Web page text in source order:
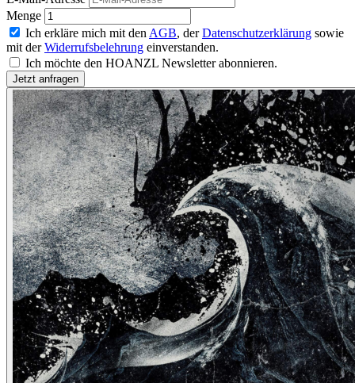
Menge
Ich erkläre mich mit den AGB, derDatenschutzerklärung sowie
mit derWiderrufsbelehrung einverstanden.
Ich möchte den HOANZL Newsletter abonnieren.